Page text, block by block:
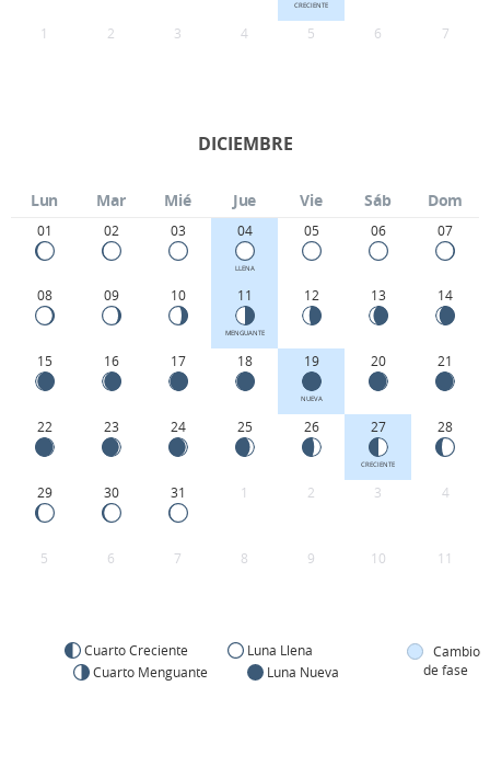
CRECIENTE
1 2 3 4 5 6 7
DICIEMBRE
Lun Mar Mié Jue Vie Sáb Dom
01 02 03 04
LLENA
05 06 07
08 09 10 11
MENGUANTE
12 13 14
15 16 17 18 19
NUEVA
20 21
22 23 24 25 26 27
CRECIENTE
28
29 30 31 1 2 3 4
5 6 7 8 9 10 11
Cuarto Creciente
Luna Llena
Cuarto Menguante
Luna Nueva
Cambio
de fase